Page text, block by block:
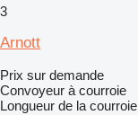
3
Arnott
Prix sur demande
Convoyeur à courroie
Longueur de la courroie